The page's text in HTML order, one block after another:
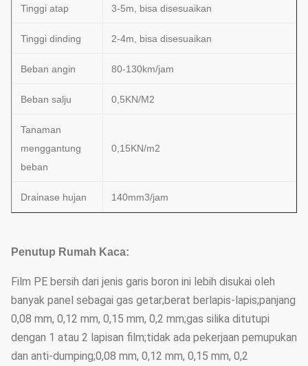
Tinggi atap 3-5m, bisa disesuaikan
Tinggi dinding 2-4m, bisa disesuaikan
Beban angin 80-130km/jam
Beban salju 0,5KN/M2
Tanaman
menggantung
beban
0,15KN/m2
Drainase hujan 140mm3/jam
Penutup Rumah Kaca:
Film PE bersih dari jenis garis boron ini lebih disukai oleh
banyak panel sebagai gas getar;berat berlapis-lapis;panjang
0,08 mm, 0,12 mm, 0,15 mm, 0,2 mm;gas silika ditutupi
dengan 1 atau 2 lapisan film;tidak ada pekerjaan pemupukan
dan anti-dumping;0,08 mm, 0,12 mm, 0,15 mm, 0,2